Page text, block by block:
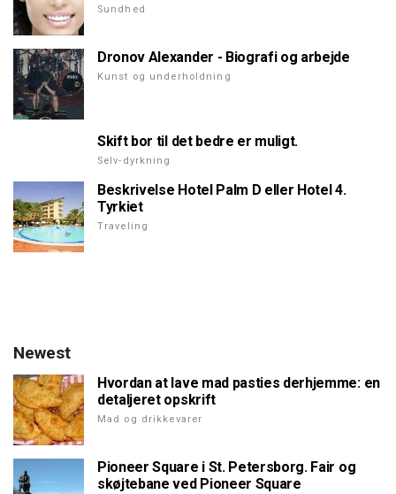
Sundhed
Dronov Alexander - Biografi og arbejde
Kunst og underholdning
Skift bor til det bedre er muligt.
Selv-dyrkning
Beskrivelse Hotel Palm D eller Hotel 4.
Tyrkiet
Traveling
Newest
Hvordan at lave mad pasties derhjemme: en
detaljeret opskrift
Mad og drikkevarer
Pioneer Square i St. Petersborg. Fair og
skøjtebane ved Pioneer Square